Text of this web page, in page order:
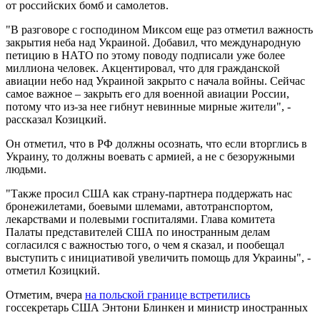
от российских бомб и самолетов.
"В разговоре с господином Миксом еще раз отметил важность
закрытия неба над Украиной. Добавил, что международную
петицию в НАТО по этому поводу подписали уже более
миллиона человек. Акцентировал, что для гражданской
авиации небо над Украиной закрыто с начала войны. Сейчас
самое важное – закрыть его для военной авиации России,
потому что из-за нее гибнут невинные мирные жители", -
рассказал Козицкий.
Он отметил, что в РФ должны осознать, что если вторглись в
Украину, то должны воевать с армией, а не с безоружными
людьми.
"Также просил США как страну-партнера поддержать нас
бронежилетами, боевыми шлемами, автотранспортом,
лекарствами и полевыми госпиталями. Глава комитета
Палаты представителей США по иностранным делам
согласился с важностью того, о чем я сказал, и пообещал
выступить с инициативой увеличить помощь для Украины", -
отметил Козицкий.
Отметим, вчера на польской границе встретились
госсекретарь США Энтони Блинкен и министр иностранных